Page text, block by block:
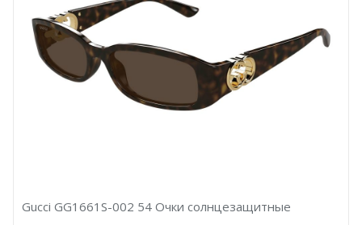
Gucci GG1661S-002 54 Очки солнцезащитные